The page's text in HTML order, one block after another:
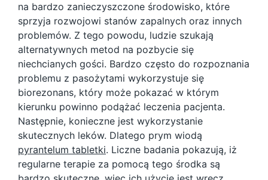
na bardzo zanieczyszczone środowisko, które
sprzyja rozwojowi stanów zapalnych oraz innych
problemów. Z tego powodu, ludzie szukają
alternatywnych metod na pozbycie się
niechcianych gości. Bardzo często do rozpoznania
problemu z pasożytami wykorzystuje się
biorezonans, który może pokazać w którym
kierunku powinno podążać leczenia pacjenta.
Następnie, konieczne jest wykorzystanie
skutecznych leków. Dlatego prym wiodą
pyrantelum tabletki. Liczne badania pokazują, iż
regularne terapie za pomocą tego środka są